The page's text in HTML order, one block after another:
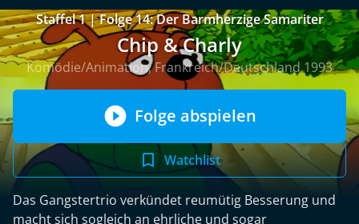
Staffel 1 | Folge 14: Der Barmherzige Samariter
Chip & Charly
Komödie/Animation, Frankreich/Deutschland 1993
Folge abspielen
Watchlist
Das Gangstertrio verkündet reumütig Besserung und
macht sich sogleich an ehrliche und sogar